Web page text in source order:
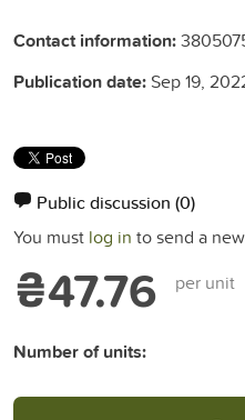
Contact information:
Publication date: Sep 19,
Public discussion (0)
You must log in to send a
₴47.76 per unit
Number of units: